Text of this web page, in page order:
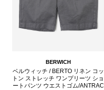
BERWICH
ベルウィッチ / BERTO リネン コッ
トン ストレッチ ワンプリーツ ショ
ートパンツ ウエストゴム/ANTRAC